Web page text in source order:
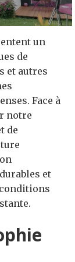
un
de
et autres
Face à
notre
de
et